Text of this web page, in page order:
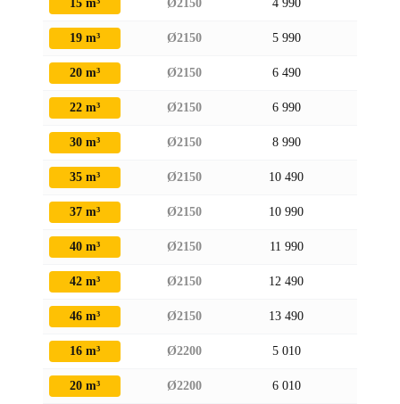
15 m³ Ø2150 4 990
19 m³ Ø2150 5 990
20 m³ Ø2150 6 490
22 m³ Ø2150 6 990
30 m³ Ø2150 8 990
35 m³ Ø2150 10 490
37 m³ Ø2150 10 990
40 m³ Ø2150 11 990
42 m³ Ø2150 12 490
46 m³ Ø2150 13 490
16 m³ Ø2200 5 010
20 m³ Ø2200 6 010